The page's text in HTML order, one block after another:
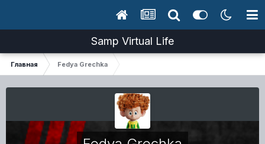
Samp Virtual Life
Главная Fedya Grechka